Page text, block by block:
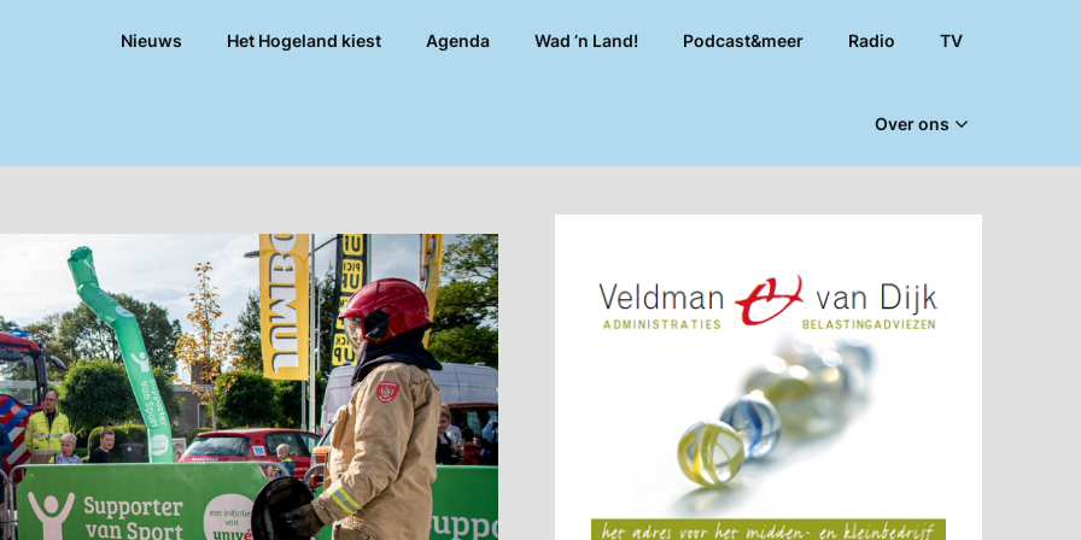
Nieuws Het Hogeland kiest Agenda Wad ’n Land! Podcast&meer Radio TV
Over ons